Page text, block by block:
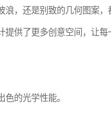
浪，还是别致的几何图案，
提供了更多创意空间，让每
的光学性能。